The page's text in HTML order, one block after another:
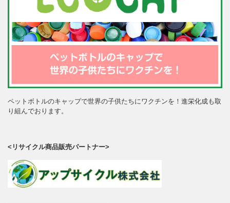
ペットボトルのキャップで世界の子供たちにワクチンを！進栄化成も取
り組んでおります。
<リサイクル商品販売パートナー>